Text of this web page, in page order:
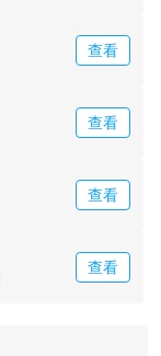
查看
查看
查看
查看